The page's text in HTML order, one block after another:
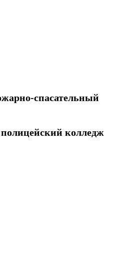
спасательный
колледж